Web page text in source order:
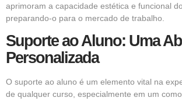
aprimoram a capacidade estética e funcional
preparando-o para o mercado de trabalho.
Suporte ao Aluno: Uma
Personalizada
O suporte ao aluno é um elemento vital na
de qualquer curso, especialmente em um